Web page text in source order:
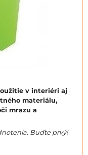
v interiéri aj
materiálu,
mrazu a
Buďte prvý!